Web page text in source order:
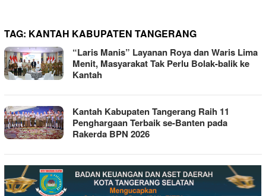
TAG: KANTAH KABUPATEN TANGERANG
“Laris Manis” Layanan Roya dan Waris Lima
Menit, Masyarakat Tak Perlu Bolak-balik ke
Kantah
Kantah Kabupaten Tangerang Raih 11
Penghargaan Terbaik se-Banten pada
Rakerda BPN 2026